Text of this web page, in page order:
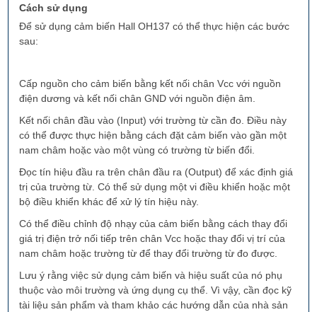
Cách sử dụng
Để sử dụng cảm biến Hall OH137 có thể thực hiện các bước
sau:
Cấp nguồn cho cảm biến bằng kết nối chân Vcc với nguồn
điện dương và kết nối chân GND với nguồn điện âm.
Kết nối chân đầu vào (Input) với trường từ cần đo. Điều này
có thể được thực hiện bằng cách đặt cảm biến vào gần một
nam châm hoặc vào một vùng có trường từ biến đổi.
Đọc tín hiệu đầu ra trên chân đầu ra (Output) để xác định giá
trị của trường từ. Có thể sử dụng một vi điều khiển hoặc một
bộ điều khiển khác để xử lý tín hiệu này.
Có thể điều chỉnh độ nhạy của cảm biến bằng cách thay đổi
giá trị điện trở nối tiếp trên chân Vcc hoặc thay đổi vị trí của
nam châm hoặc trường từ để thay đổi trường từ đo được.
Lưu ý rằng việc sử dụng cảm biến và hiệu suất của nó phụ
thuộc vào môi trường và ứng dụng cụ thể. Vì vậy, cần đọc kỹ
tài liệu sản phẩm và tham khảo các hướng dẫn của nhà sản